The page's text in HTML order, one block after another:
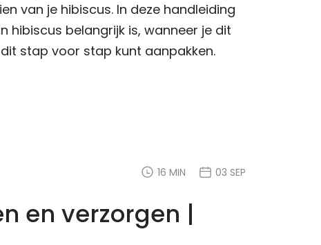
van je hibiscus. In deze handleiding
hibiscus belangrijk is, wanneer je dit
stap voor stap kunt aanpakken.
16 MIN 03 SEP
en verzorgen |